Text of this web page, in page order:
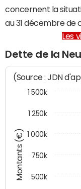
concernent la
au 31 décembre de
Les
Dette de la
Montants (€)
(Source : JDN
500k
750k
1 000k
1 250k
1 500k